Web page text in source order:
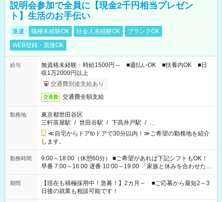
説明会参加で全員に【現金2千円相当プレゼン
ト】生活のお手伝い
派遣 職種未経験OK 社会人未経験OK
ブランクOK
WEB登録・面接OK
給与
無資格未経験：時給1500円～ ■週払いOK ■扶養内OK ■日
収1万2000円以上
交通費別途支給あり
交通費 交通費全額支給
勤務地
東京都世田谷区
三軒茶屋駅 / 世田谷駅 / 下高井戸駅 / …
≪自宅からドアtoドアで30分以内！≫ご希望の勤務地を紹介
します。
勤務時間
9:00～18:00（休憩60分） ■ご希望があれば下記シフトもOK！
早番 7:00～16:00 遅番 10:00～19:00 「家族と休みを合わせた
い」 「余裕を持って夕飯の準備がしたい」 「できれば残業はし
たくない」 など、ご希望を教えてくださいね。 ※Wワーク希望
の方へ 今ご覧のお仕事で希望する勤務時間と、もう1つのお仕事
の勤務時間。 合計で週40時間を超える場合は応募できません。
期間
【現在も積極採用中！急募！】2カ月～ ■ご応募から最短2～3
日後の就業も相談可能です！